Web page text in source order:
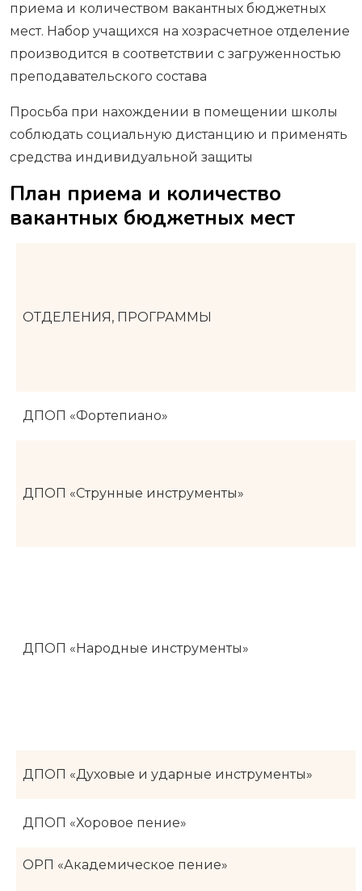
приема и количеством вакантных бюджетных
мест. Набор учащихся на хозрасчетное отделение
производится в соответствии с загруженностью
преподавательского состава
Просьба при нахождении в помещении школы
соблюдать социальную дистанцию и применять
средства индивидуальной защиты
План приема и количество
вакантных бюджетных мест
ОТДЕЛЕНИЯ, ПРОГРАММЫ
ДПОП «Фортепиано»
ДПОП «Струнные инструменты»
ДПОП «Народные инструменты»
ДПОП «Духовые и ударные инструменты»
ДПОП «Хоровое пение»
ОРП «Академическое пение»